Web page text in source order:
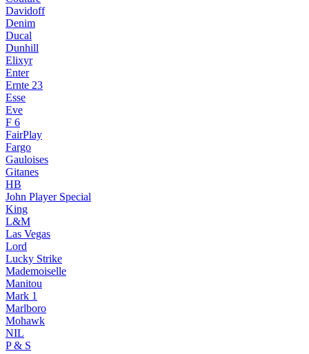
Davidoff
Denim
Ducal
Dunhill
Elixyr
Enter
Ernte 23
Esse
Eve
F 6
FairPlay
Fargo
Gauloises
Gitanes
HB
John Player Special
King
L&M
Las Vegas
Lord
Lucky Strike
Mademoiselle
Manitou
Mark 1
Marlboro
Mohawk
NIL
P & S